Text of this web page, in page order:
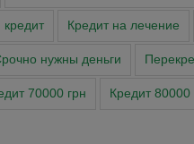
кредит Кредит на лечение
нужны деньги
70000 грн Кредит 80000